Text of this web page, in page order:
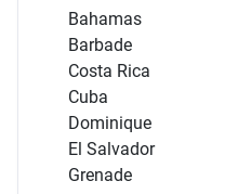
Bahamas
Barbade
Costa Rica
Cuba
Dominique
El Salvador
Grenade